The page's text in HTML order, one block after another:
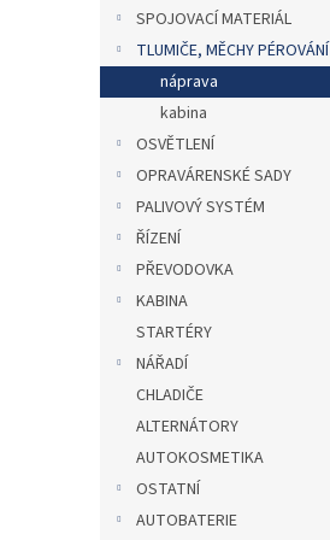
l
SPOJOVACÍ MATERIÁL
TLUMIČE, MĚCHY PÉROVÁNÍ
náprava
kabina
OSVĚTLENÍ
OPRAVÁRENSKÉ SADY
PALIVOVÝ SYSTÉM
ŘÍZENÍ
PŘEVODOVKA
KABINA
STARTÉRY
NÁŘADÍ
CHLADIČE
ALTERNÁTORY
AUTOKOSMETIKA
OSTATNÍ
AUTOBATERIE